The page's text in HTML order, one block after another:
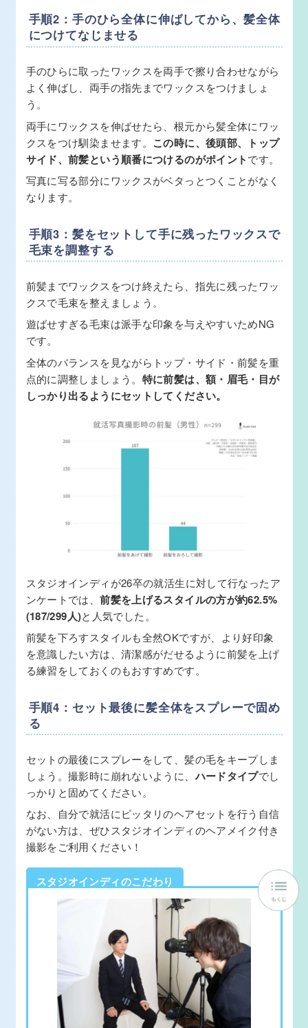
手順2：手のひら全体に伸ばしてから、髪全体
につけてなじませる
手のひらに取ったワックスを両手で擦り合わせながら
よく伸ばし、両手の指先までワックスをつけましょ
う。
両手にワックスを伸ばせたら、根元から髪全体にワッ
クスをつけ馴染ませます。 この時に、後頭部、トップ
サイド、前髪という順番につけるのがポイントです。
写真に写る部分にワックスがベタっとつくことがなく
なります。
手順3：髪をセットして手に残ったワックスで
毛束を調整する
前髪までワックスをつけ終えたら、指先に残ったワッ
クスで毛束を整えましょう。
遊ばせすぎる毛束は派手な印象を与えやすいためNG
です。
全体のバランスを見ながらトップ・サイド・前髪を重
点的に調整しましょう。 特に前髪は、額・眉毛・目が
しっかり出るようにセットしてください。
スタジオインディが26卒の就活生に対して行なったア
ンケートでは、前髪を上げるスタイルの方が約62.5%
(187/299人)と人気でした。
前髪を下ろすスタイルも全然OKですが、より好印象
を意識したい方は、清潔感がだせるように前髪を上げ
る練習をしておくのもおすすめです。
手順4：セット最後に髪全体をスプレーで固め
る
セットの最後にスプレーをして、髪の毛をキープしま
しょう。撮影時に崩れないように、ハードタイプでし
っかりと固めてください。
なお、自分で就活にピッタリのヘアセットを行う自信
がない方は、ぜひスタジオインディのヘアメイク付き
撮影をご利用ください！
スタジオインディのこだわり